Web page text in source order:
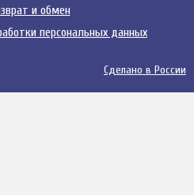
и обмен
персональных данных
Сделано в России